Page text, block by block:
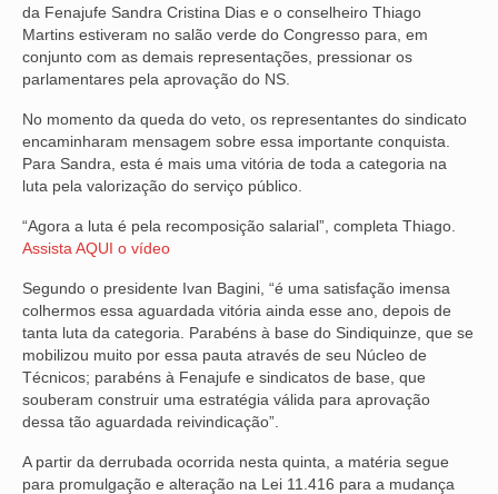
BAURU
PRESIDENTE PRUDENTE
RIBEIRÃO PRETO
SÃO JOSÉ DOS CAMPOS
SOROCABA
NOTÍCIAS
BOLETIM
VÍDEOS
CONVÊNIOS
SINDICALIZE-SE
da Fenajufe Sandra Cristina Dias e o conselheiro Thiago
Martins estiveram no salão verde do Congresso para, em
conjunto com as demais representações, pressionar os
parlamentares pela aprovação do NS.
No momento da queda do veto, os representantes do sindicato
encaminharam mensagem sobre essa importante conquista.
Para Sandra, esta é mais uma vitória de toda a categoria na
luta pela valorização do serviço público.
“Agora a luta é pela recomposição salarial”, completa Thiago.
Assista AQUI o vídeo
Segundo o presidente Ivan Bagini, “é uma satisfação imensa
colhermos essa aguardada vitória ainda esse ano, depois de
tanta luta da categoria. Parabéns à base do Sindiquinze, que se
mobilizou muito por essa pauta através de seu Núcleo de
Técnicos; parabéns à Fenajufe e sindicatos de base, que
souberam construir uma estratégia válida para aprovação
dessa tão aguardada reivindicação”.
A partir da derrubada ocorrida nesta quinta, a matéria segue
para promulgação e alteração na Lei 11.416 para a mudança